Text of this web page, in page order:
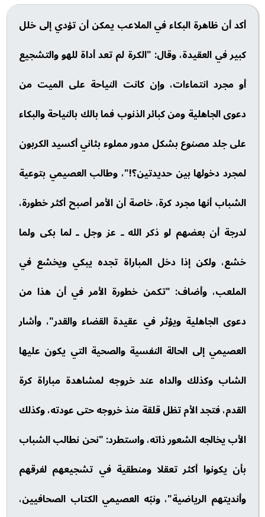
أكد أن ظاهرة البكاء في الملاعب يمكن أن تؤدي إلى خلل
كبير في العقيدة، وقال: "الكرة لم تعد أداة للهو والتشجيع
أو مجرد انتماءات، وإن كانت النياحة على الميت من
دعوى الجاهلية ومن كبائر الذنوب فما بالك بالنياحة والبكاء
على جلد مصنوع بشكل مدور مملوء بثاني أكسيد الكربون
لمجرد دخولها بين حديدتين؟!"، وطالب العصيمي بتوعية
الشباب أنها مجرد كرة، خاصة أن الأمر أصبح أكثر خطورة،
لدرجة أن بعضهم لو ذكر الله ـ عز وجل ـ لما بكى ولما
خشع، ولكن إذا دخل المباراة تجده يبكي ويخشع في
الملعب، وأضاف: "تكمن خطورة الأمر في أن هذا من
دعوى الجاهلية ويؤثر في عقيدة القضاء والقدر"، وأشار
العصيمي إلى الحالة النفسية والصحية التي يكون عليها
الشاب وكذلك والداه عند خروجه لمشاهدة مباراة كرة
القدم، فتجد الأم تظل قلقة منذ خروجه حتى عودته، وكذلك
الأب يخالجه الشعور ذاته، واستطرد: "نحن نطالب الشباب
بأن يكونوا أكثر تعقلا ومنطقية في تشجيعهم لفرقهم
وأنديتهم الرياضية"، ونبّه العصيمي الكتاب الصحافيين،